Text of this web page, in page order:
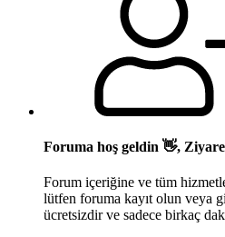
Foruma hoş geldin 👋,
Forum içeriğine ve tüm
lütfen foruma kayıt olun veya
ücretsizdir ve sadece birkaç